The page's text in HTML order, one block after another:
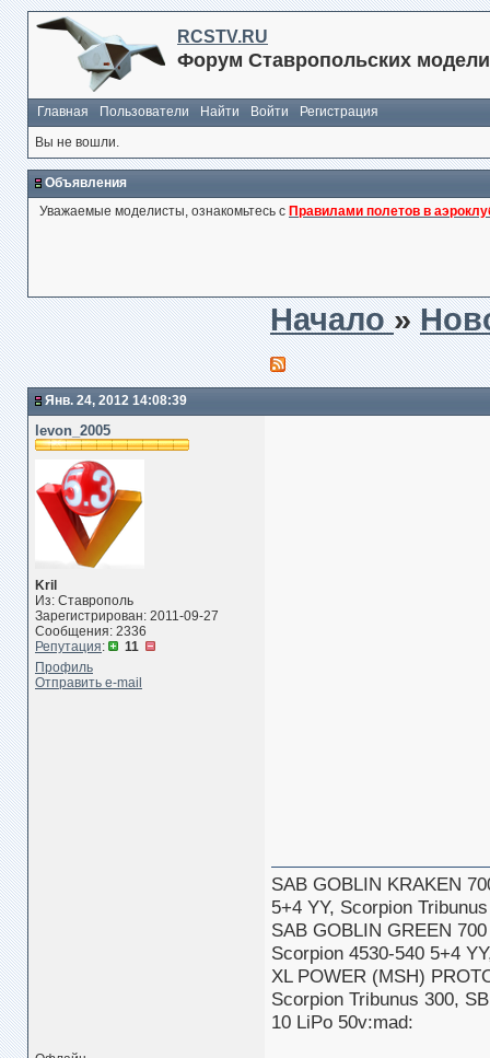
RCSTV.RU
Форум Ставропольских
Главная Пользователи Найти Войти
Регистрация
Вы не вошли.
Объявления
Уважаемые моделисты, ознакомьтесь с Правилами полетов в
Начало»
Янв. 24, 2012 14:08:39
levon_2005
Kril
Из: Ставрополь
Зарегистрирован: 2011-09-27
Сообщения: 2336
Репутация:
11
Профиль
Отправить e-mail
SAB GOBLIN KRAKEN
5+4 YY, Scorpion
SAB GOBLIN GREEN
Scorpion 4530-540 5+4
XL POWER (MSH)
Scorpion Tribunus 300,
10 LiPo 50v:mad: